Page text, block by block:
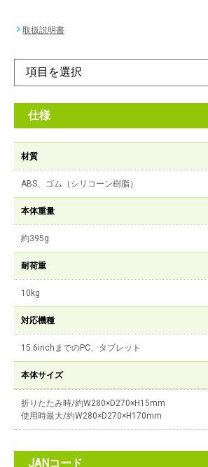
取扱説明書
仕様
材質
ABS、ゴム（シリコーン樹脂）
本体重量
約395g
耐荷重
10kg
対応機種
15.6inchまでのPC、タブレット
本体サイズ
折りたたみ時/約W280×D270×H15mm
使用時最大/約W280×D270×H170mm
JANコード